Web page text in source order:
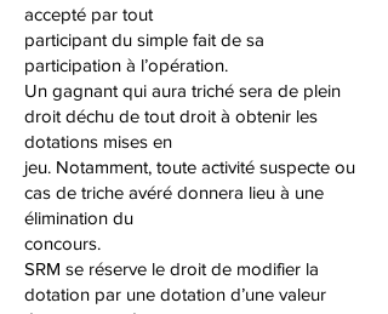
accepté par tout
participant du simple fait de sa
participation à l’opération.
Un gagnant qui aura triché sera de plein
droit déchu de tout droit à obtenir les
dotations mises en
jeu. Notamment, toute activité suspecte ou
cas de triche avéré donnera lieu à une
élimination du
concours.
SRM se réserve le droit de modifier la
dotation par une dotation d’une valeur